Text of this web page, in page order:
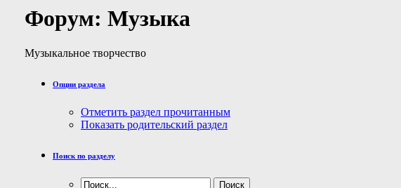
Форум: Музыка
Музыкальное творчество
Опции раздела
Отметить раздел прочитанным
Показать родительский раздел
Поиск по разделу